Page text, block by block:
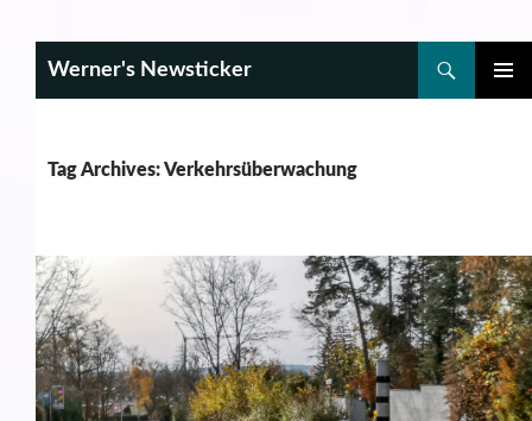
Werner's Newsticker
Tag Archives: Verkehrsüberwachung